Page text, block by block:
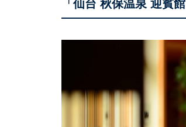
「仙台 秋保温泉 迎賓